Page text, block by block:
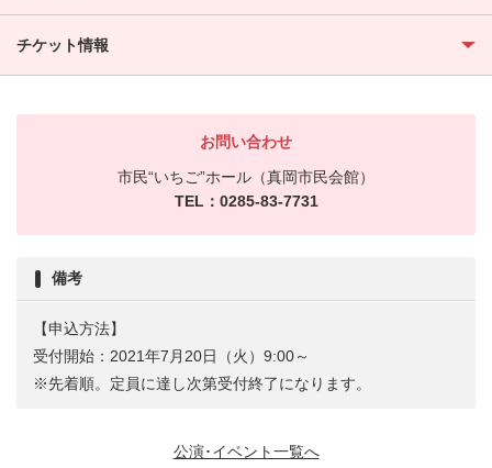
チケット情報
お問い合わせ
市民“いちご”ホール（真岡市民会館）
TEL：0285-83-7731
備考
【申込方法】
受付開始：2021年7月20日（火）9:00～
※先着順。定員に達し次第受付終了になります。
公演･イベント一覧へ